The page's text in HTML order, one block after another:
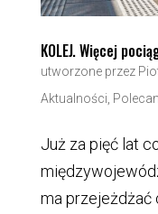
KOLEJ. Więcej
utworzone przez
Aktualności
Już za pięć lat
ma przejeżdżać